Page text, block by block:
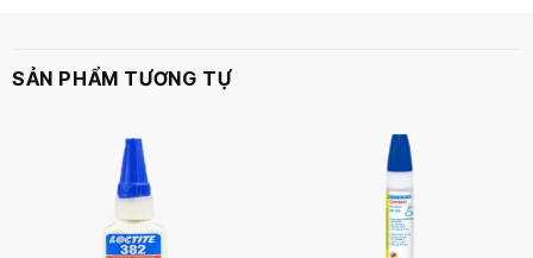
SẢN PHẨM TƯƠNG TỰ